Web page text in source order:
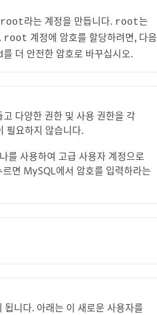
root라는 계정을 만듭니다. root는
root 계정에 암호를 할당하려면, 다음
를 더 안전한 암호로 바꾸십시오.
다양한 권한 및 사용 권한을 각
필요하지 않습니다.
를 사용하여 고급 사용자 계정으로
면 MySQL에서 암호를 입력하라는
니다. 아래는 이 새로운 사용자를